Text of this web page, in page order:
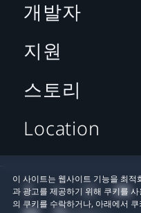
이 사이트는 웹사이트 기능을 최
과 광고를 제공하기 위해 쿠키를
의 쿠키를 수락하거나, 아래에서
개발자
지원
스토리
Location